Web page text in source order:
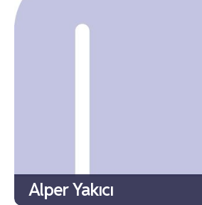
Alper Yakıcı